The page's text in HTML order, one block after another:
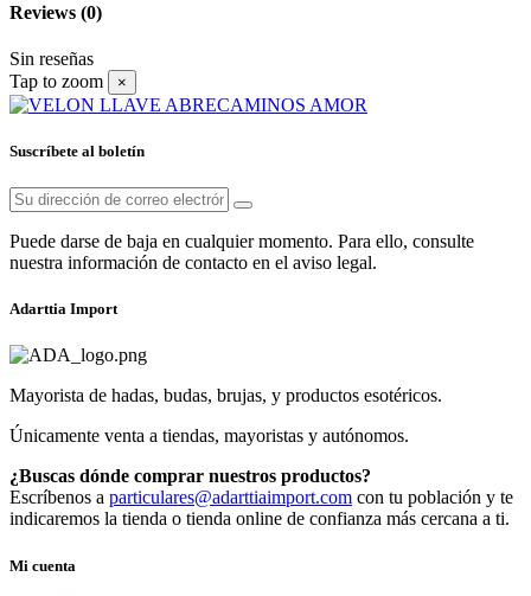
Reviews (0)
Sin reseñas
Tap to zoom
×
Suscríbete al boletín
Puede darse de baja en cualquier momento. Para ello, consulte
nuestra información de contacto en el aviso legal.
Adarttia Import
Mayorista de hadas, budas, brujas, y productos esotéricos.
Únicamente venta a tiendas, mayoristas y autónomos.
¿Buscas dónde comprar nuestros productos?
Escríbenos a particulares@adarttiaimport.com con tu población y te
indicaremos la tienda o tienda online de confianza más cercana a ti.
Mi cuenta